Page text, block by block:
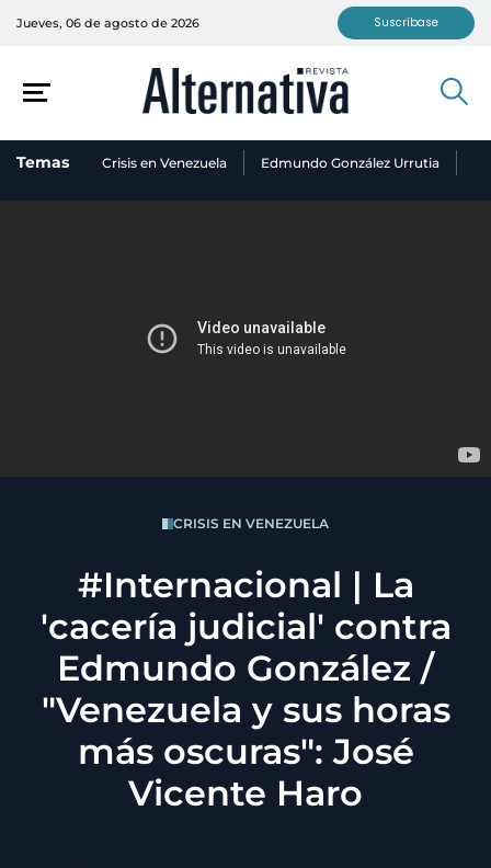
Jueves, 06 de agosto de 2026 Suscríbase
Temas Crisis en Venezuela Edmundo González Urrutia
CRISIS EN VENEZUELA
#Internacional | La
'cacería judicial' contra
Edmundo González /
"Venezuela y sus horas
más oscuras": José
Vicente Haro